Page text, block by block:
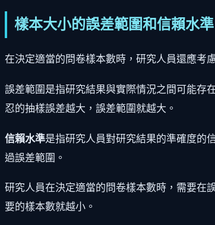
樣本大小的誤差範圍和信賴水準
在決定適當的問卷樣本數時，研究人員還應考
誤差範圍是指研究結果與實際情況之間可能存
忍的抽樣誤差越大，誤差範圍就越大。
信賴水準是指研究人員對研究結果的準確度的
過誤差範圍。
研究人員在決定適當的問卷樣本數時，需要在
要的樣本數就越小。